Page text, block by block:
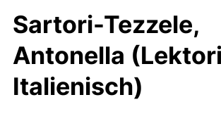
Sartori-Tezzele,
Antonella
Italienisch)